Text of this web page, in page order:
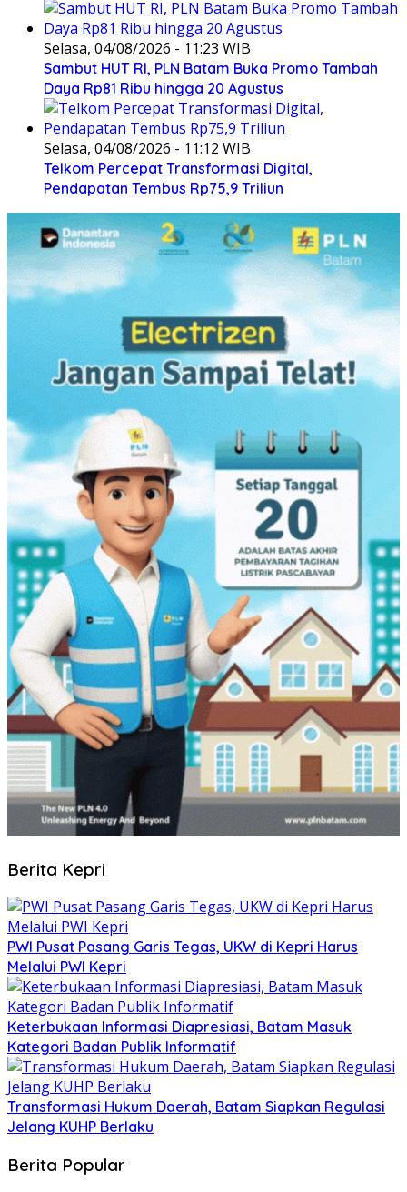
Selasa, 04/08/2026 - 11:23 WIB
Sambut HUT RI, PLN Batam Buka Promo Tambah
Daya Rp81 Ribu hingga 20 Agustus
Selasa, 04/08/2026 - 11:12 WIB
Telkom Percepat Transformasi Digital,
Pendapatan Tembus Rp75,9 Triliun
Berita Kepri
PWI Pusat Pasang Garis Tegas, UKW di Kepri Harus
Melalui PWI Kepri
Keterbukaan Informasi Diapresiasi, Batam Masuk
Kategori Badan Publik Informatif
Transformasi Hukum Daerah, Batam Siapkan Regulasi
Jelang KUHP Berlaku
Berita Popular